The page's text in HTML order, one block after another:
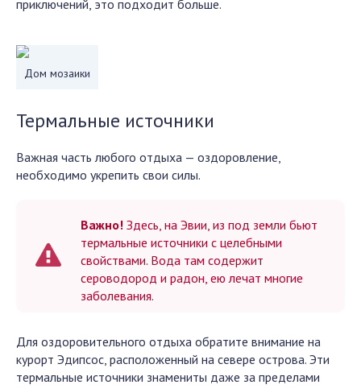
приключений, это подходит больше.
Дом мозаики
Термальные источники
Важная часть любого отдыха — оздоровление,
необходимо укрепить свои силы.
Важно! Здесь, на Эвии, из под земли бьют
термальные источники с целебными
свойствами. Вода там содержит
сероводород и радон, ею лечат многие
заболевания.
Для оздоровительного отдыха обратите внимание на
курорт Эдипсос, расположенный на севере острова. Эти
термальные источники знамениты даже за пределами